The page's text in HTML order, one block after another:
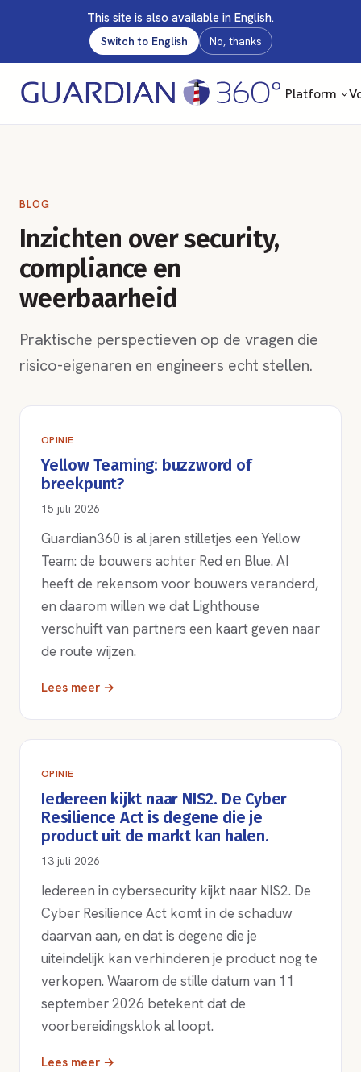
This site is also available in English.
Switch to English No, thanks
Platform
BLOG
Inzichten over security,
compliance en
weerbaarheid
Praktische perspectieven op de vragen die
risico-eigenaren en engineers echt stellen.
OPINIE
Yellow Teaming: buzzword of
breekpunt?
15 juli 2026
Guardian360 is al jaren stilletjes een Yellow
Team: de bouwers achter Red en Blue. AI
heeft de rekensom voor bouwers veranderd,
en daarom willen we dat Lighthouse
verschuift van partners een kaart geven naar
de route wijzen.
Lees meer →
OPINIE
Iedereen kijkt naar NIS2. De Cyber
Resilience Act is degene die je
product uit de markt kan halen.
13 juli 2026
Iedereen in cybersecurity kijkt naar NIS2. De
Cyber Resilience Act komt in de schaduw
daarvan aan, en dat is degene die je
uiteindelijk kan verhinderen je product nog te
verkopen. Waarom de stille datum van 11
september 2026 betekent dat de
voorbereidingsklok al loopt.
Lees meer →